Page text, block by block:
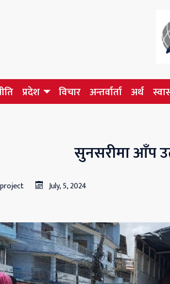
प्रदेश विचार अन्तर्वार्ता अर्थ
सुनसरीमा आँप
project July, 5, 2024